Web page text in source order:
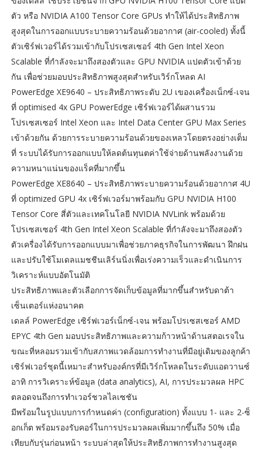
ตัว หรือ NVIDIA A100 Tensor Core GPUs ทำให้ได้ประสิทธิภาพ
สูงสุดในการออกแบบระบายความร้อนด้วยอากาศ (air-cooled) ทั้งนี้
ตัวเซิร์ฟเวอร์ได้รวมเข้ากับโปรเซสเซอร์ 4th Gen Intel Xeon
Scalable ที่กำลังจะมาถึงสองตัวและ GPU NVIDIA แปดตัวเข้าด้วย
กัน เพื่อช่วยมอบประสิทธิภาพสูงสุดสำหรับเวิร์กโหลด AI
PowerEdge XE9640 – ประสิทธิภาพระดับ 2U เของเครื่องเน็กซ์-เจน
ที่ optimised 4x GPU PowerEdge เซิร์ฟเวอร์ได้ผสานรวม
โปรเซสเซอร์ Intel Xeon และ Intel Data Center GPU Max Series
เข้าด้วยกัน ด้วยการระบายความร้อนด้วยของเหลวโดยตรงอย่างเต็ม
ที่ ระบบได้รับการออกแบบให้ลดต้นทุนตค่าใช้จ่ายด้านพลังงานด้วย
ความหนาแน่นของแร็คที่มากขึ้น
PowerEdge XE8640 – ประสิทธิภาพระบายความร้อนด้วยอากาศ 4U
ที่ optimized GPU 4x เซิร์ฟเวอร์มาพร้อมกับ GPU NVIDIA H100
Tensor Core สี่ตัวและเทคโนโลยี NVIDIA NVLink พร้อมด้วย
โปรเซสเซอร์ 4th Gen Intel Xeon Scalable ที่กำลังจะมาถึงสองตัว
ตัวเครื่องได้รับการออกแบบมาเพื่อช่วยภาคธุรกิจในการพัฒนา ฝึกฝน
และปรับใช้โมเดลแมชชีนเลิร์นนิ่งเพื่อเร่งความเร็วและดำเนินการ
วิเคราะห์แบบอัตโนมัติ
ประสิทธิภาพและตัวเลือกการจัดเก็บข้อมูลที่มากขึ้นสำหรับดาต้า
เซ็นเตอร์แห่งอนาคต
เดลล์ PowerEdge เซิร์ฟเวอร์เน็กซ์-เจน พร้อมโปรเซสเซอร์ AMD
EPYC 4th Gen มอบประสิทธิภาพและความก้าวหน้าด้านสตอเรจใน
ขณะที่หลอมรวมเข้ากับสภาพแวดล้อมการทำงานที่มีอยู่เดิมของลูกค้า
เซิร์ฟเวอร์ชุดนี้เหมาะสำหรับองค์กรที่มีเวิร์กโหลดในระดับแอดวานซ์
อาทิ การวิเคราะห์ข้อมูล (data analytics), AI, การประมวลผล HPC
ตลอดจนถึงการทำเวอร์ชวลไลเซชัน
มีพร้อมในรูปแบบการกำหนดค่า (configuration) ทั้งแบบ 1- และ 2-ซ็
อกเก็ต พร้อมรองรับคอร์ในการประมวลผลเพิ่มมากขึ้นถึง 50% เมื่อ
เทียบกับรุ่นก่อนหน้า ระบบล่าสุดให้ประสิทธิภาพการทำงานสูงสุด